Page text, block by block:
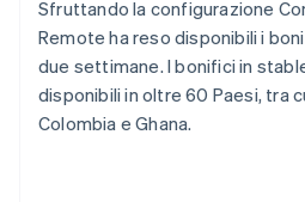
Sfruttando la configurazione
Remote ha reso disponibili i
due settimane. I bonifici in
disponibili in oltre 60 Paesi, tra
Colombia e Ghana.